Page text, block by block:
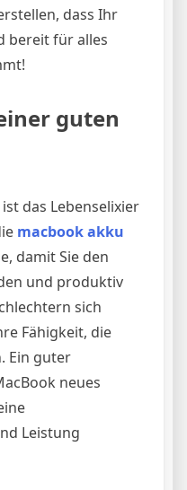
dass Ihr
bereit für alles
guten
das Lebenselixier
macbook akku
damit Sie den
und produktiv
sich
Fähigkeit, die
Ein guter
neues
Leistung